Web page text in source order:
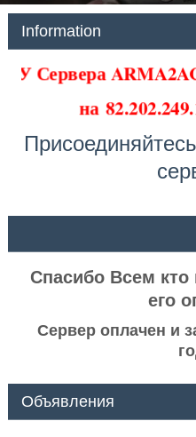
Information
У Сервера
на
Спасибо Всем кто
его
Сервер оплачен и
Объявления